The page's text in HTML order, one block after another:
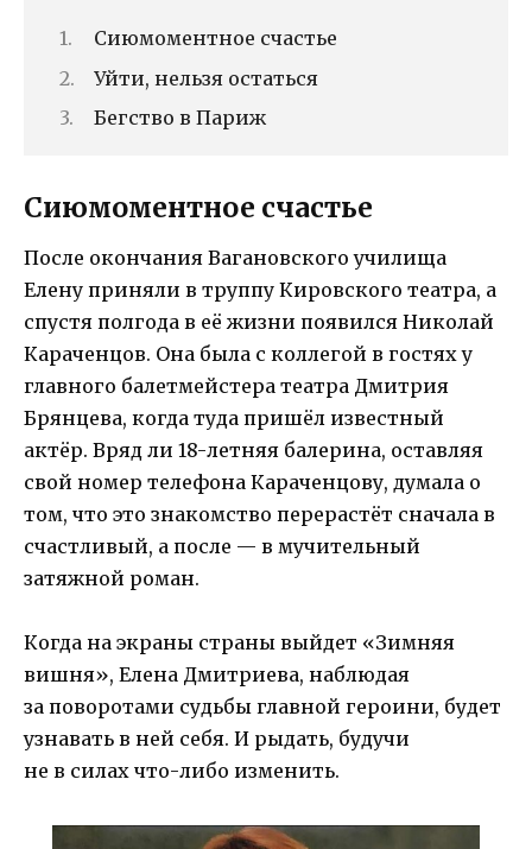
Сиюмоментное счастье
Уйти, нельзя остаться
Бегство в Париж
Сиюмоментное счастье
После окончания Вагановского училища
Елену приняли в труппу Кировского театра, а
спустя полгода в её жизни появился Николай
Караченцов. Она была с коллегой в гостях у
главного балетмейстера театра Дмитрия
Брянцева, когда туда пришёл известный
актёр. Вряд ли 18-летняя балерина, оставляя
свой номер телефона Караченцову, думала о
том, что это знакомство перерастёт сначала в
счастливый, а после — в мучительный
затяжной роман.
Когда на экраны страны выйдет «Зимняя
вишня», Елена Дмитриева, наблюдая
за поворотами судьбы главной героини, будет
узнавать в ней себя. И рыдать, будучи
не в силах что-либо изменить.